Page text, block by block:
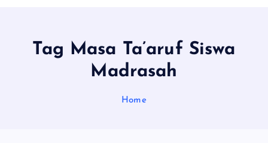
Tag Masa Ta’aruf Siswa
Madrasah
Home